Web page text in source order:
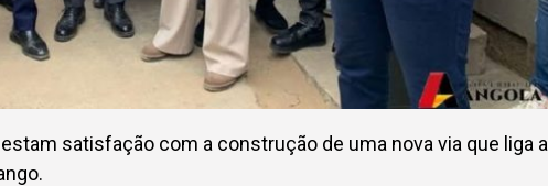
satisfação com a construção de uma nova via que liga a